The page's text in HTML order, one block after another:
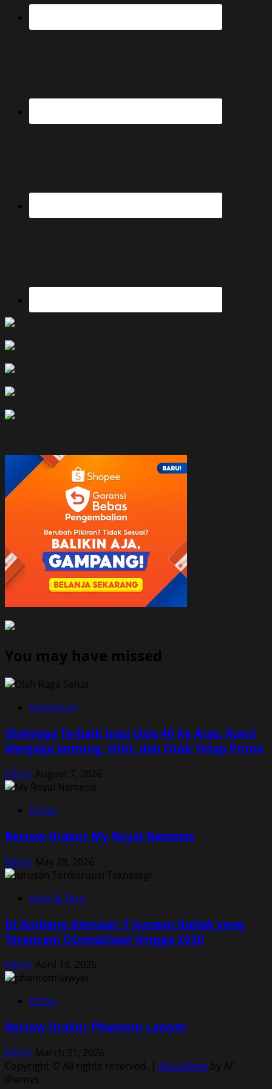
You may have missed
Kesehatan
Olahraga Terbaik bagi Usia 40 ke Atas: Kunci
Menjaga Jantung, Otot, dan Otak Tetap Prima
Editor August 7, 2026
K-Pop
Review Drakor My Royal Nemesis
Editor May 28, 2026
Karir & Tech
Di Ambang Disrupsi: 7 Jurusan Kuliah yang
Terancam Otomatisasi hingga 2030
Editor April 18, 2026
K-Pop
Review Drakor Phantom Lawyer
Editor March 31, 2026
Copyright © All rights reserved. | MoreNews by AF
themes.